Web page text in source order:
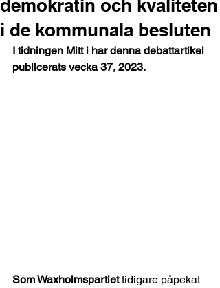
demokratin och kvaliteten
i de kommunala besluten
I tidningen Mitt i har denna debattartikel
publicerats vecka 37, 2023.
Som Waxholmspartiet tidigare påpekat